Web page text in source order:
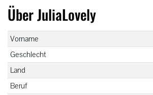
Über JuliaLovely
Vorname
Geschlecht
Land
Beruf